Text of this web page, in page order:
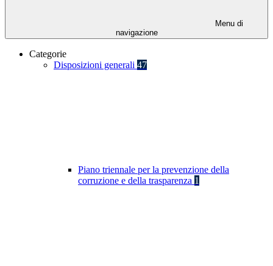
Menu di
navigazione
Categorie
Disposizioni generali 47
Piano triennale per la prevenzione della
corruzione e della trasparenza 1